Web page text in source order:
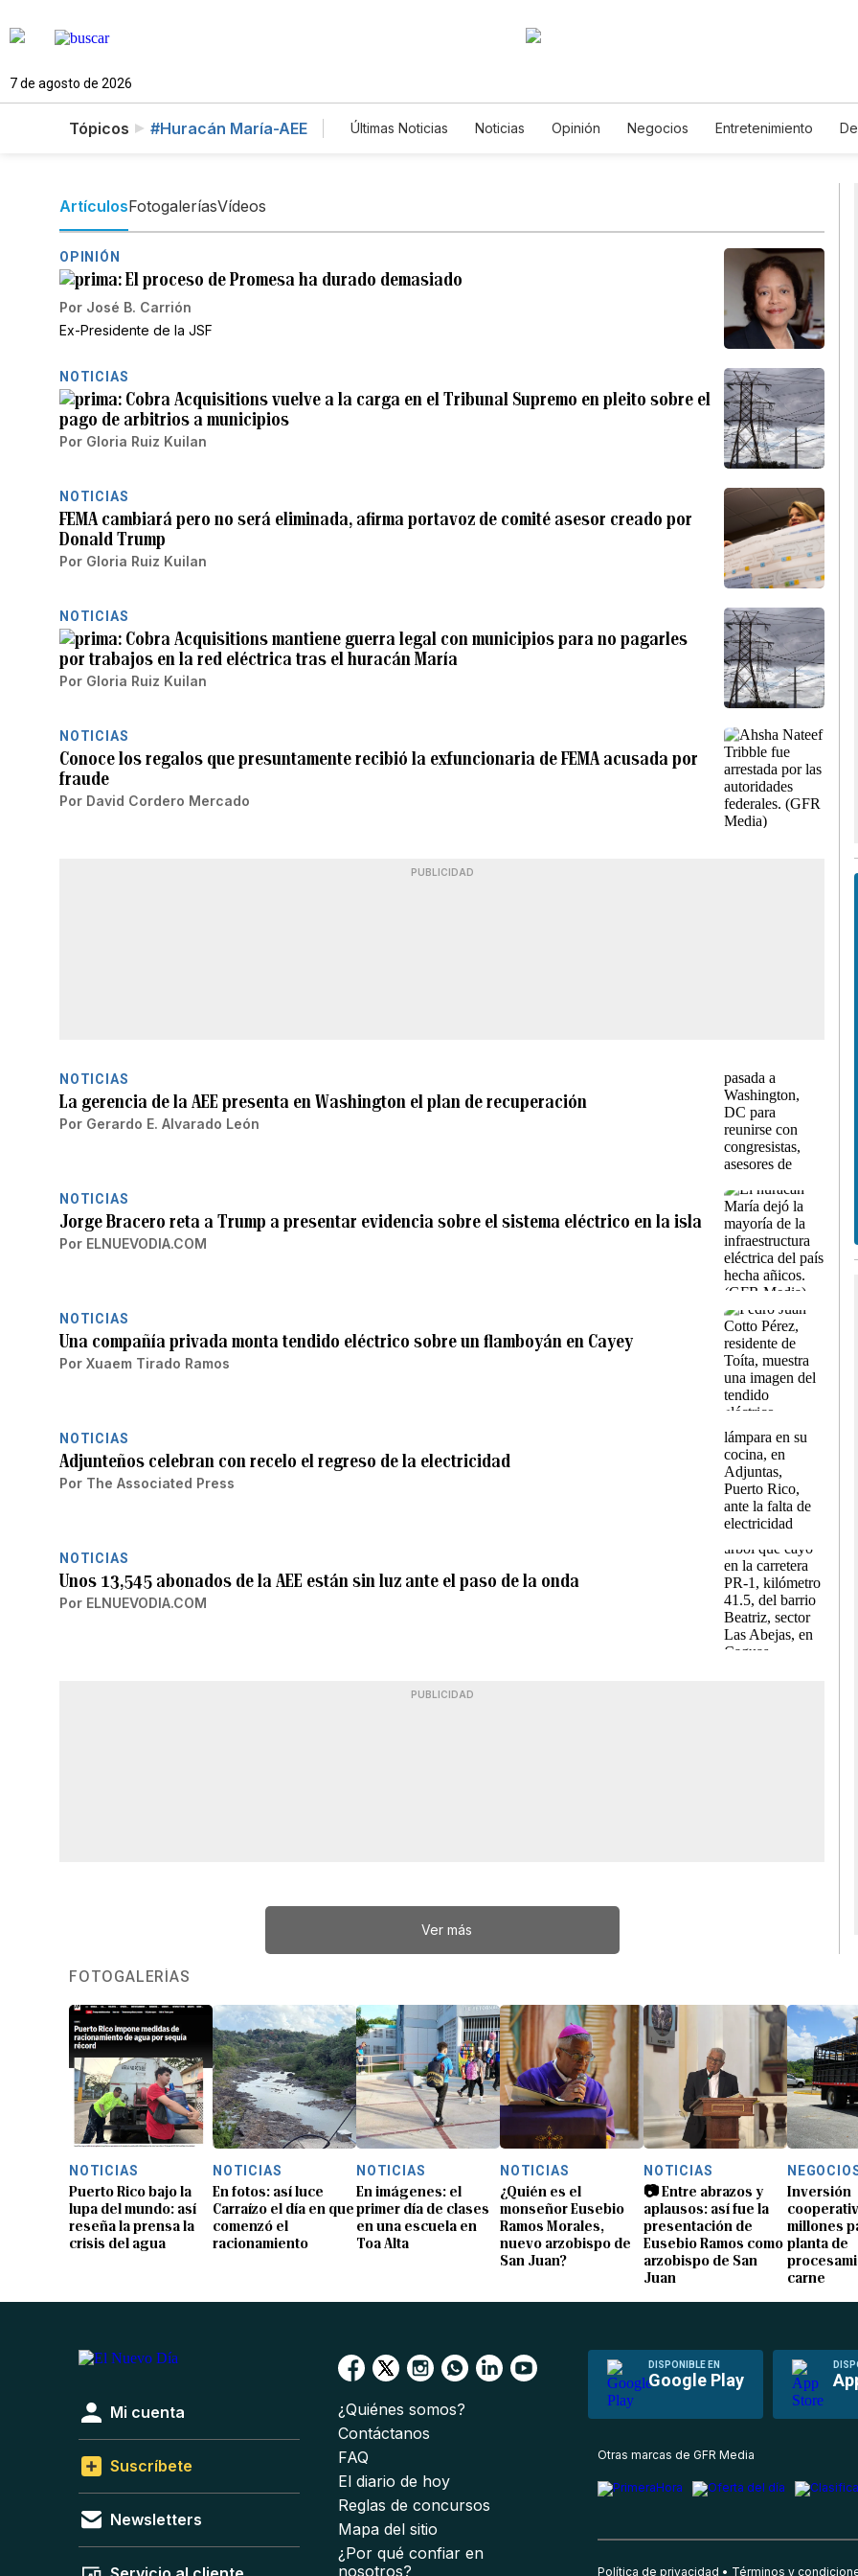
7 de agosto de 2026
Tópicos #Huracán María-AEE Últimas Noticias Noticias Opinión Negocios Entretenimiento
ArtículosFotogaleríasVídeos
OPINIÓN
El proceso de Promesa ha durado demasiado
Por José B. Carrión
Ex-Presidente de la JSF
NOTICIAS
Cobra Acquisitions vuelve a la carga en el Tribunal Supremo en pleito sobre el
pago de arbitrios a municipios
Por Gloria Ruiz Kuilan
NOTICIAS
FEMA cambiará pero no será eliminada, afirma portavoz de comité asesor creado por
Donald Trump
Por Gloria Ruiz Kuilan
NOTICIAS
Cobra Acquisitions mantiene guerra legal con municipios para no pagarles
por trabajos en la red eléctrica tras el huracán María
Por Gloria Ruiz Kuilan
NOTICIAS
Conoce los regalos que presuntamente recibió la exfuncionaria de FEMA acusada por
fraude
Por David Cordero Mercado
PUBLICIDAD
NOTICIAS
La gerencia de la AEE presenta en Washington el plan de recuperación
Por Gerardo E. Alvarado León
NOTICIAS
Jorge Bracero reta a Trump a presentar evidencia sobre el sistema eléctrico en la isla
Por ELNUEVODIA.COM
NOTICIAS
Una compañía privada monta tendido eléctrico sobre un flamboyán en Cayey
Por Xuaem Tirado Ramos
NOTICIAS
Adjunteños celebran con recelo el regreso de la electricidad
Por The Associated Press
NOTICIAS
Unos 13,545 abonados de la AEE están sin luz ante el paso de la onda
Por ELNUEVODIA.COM
PUBLICIDAD
Ver más
FOTOGALERÍAS
NOTICIAS
Puerto Rico bajo la
lupa del mundo: así
reseña la prensa la
crisis del agua
NOTICIAS
En fotos: así luce
Carraízo el día en que
comenzó el
racionamiento
NOTICIAS
En imágenes: el
primer día de clases
en una escuela en
Toa Alta
NOTICIAS
¿Quién es el
monseñor Eusebio
Ramos Morales,
nuevo arzobispo de
San Juan?
NOTICIAS
📷 Entre abrazos y
aplausos: así fue la
presentación de
Eusebio Ramos como
arzobispo de San
Juan
Inversión
millones
planta de
carne
DISPONIBLE EN
Google Play
Mi cuenta
Suscríbete
Newsletters
¿Quiénes somos?
Contáctanos
FAQ
El diario de hoy
Reglas de concursos
Mapa del sitio
¿Por qué confiar en
nosotros?
Otras marcas de GFR Media
Política de privacidad Términos y